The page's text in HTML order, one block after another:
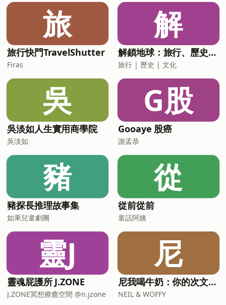
分享給家人、親戚、朋友們，讓大家都能
開始重視日常的健康意識。⏰ 節目更新時
間【常態節目】：每週三晚上8點更新
【冥想引導】：每雙週、週日晚上8點更
新📣 你可以在這裡
文字療癒自己，但當有些感受太滿、太
重、太難說出口時，文字好像可以成為一
個暫時的容器，先幫我們把那些東西放下
來一點點。後來我們也聊到寵物、陪伴，
還有那些還沒發生、卻已經開始預演的離
別。很奇妙的是，生活裡那些看似細小的
感受，只要我們願意多看一眼，就會慢慢
長出力量。也許這集想陪你想一想的是：
你平常都用什麼方式，接住那個有點滿、
有點累、但其實很需要被聽見的自己？⏰
節目更新時間【常態節目】：每週三晚上
8點更新【冥想引導】：每雙週、週日晚
上8點更新📢 你可以在這裡找到
旅
旅行快門TravelShutter
Firas
解
解鎖地球：旅行、歷史、文化
旅行 | 歷史 | 文化
吳
吳淡如人生實用商學院
吳淡如
G股
Gooaye 股癌
謝孟恭
豬
豬探長推理故事集
如果兒童劇團
從
從前從前
童話阿姨
靈J
靈魂屁護所 J.ZONE
J.ZONE冥想療癒空間 @n.jzone
尼
尼我喝牛奶：你的次文化指南
NEIL & WOFFY